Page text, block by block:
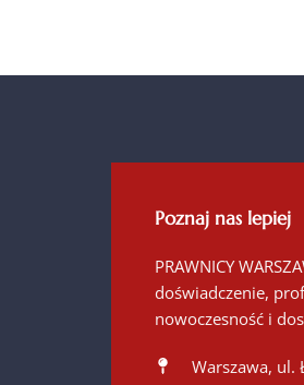
Poznaj nas lepiej
PRAWNICY
doświadczenie,
nowoczesność i
Warszawa, ul.